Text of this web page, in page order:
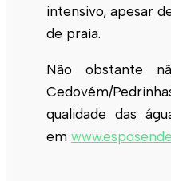
intensivo, apesar
de praia.
Não obstante
Cedovém/
qualidade das
em